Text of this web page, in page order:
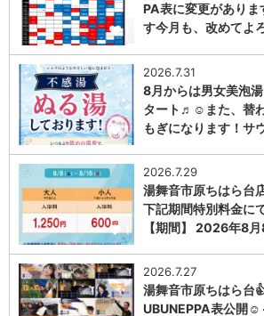
1
PA表に変更があり
す今月も、改めてよ
1
2026.7.31
8月からは男女美泡
タート♬☺また、替
もぎになります！サ
1
2026.7.29
湯舞音市原ちはら台
下記期間特別料金に
【期間】 2026年8
2026.7.27
湯舞音市原ちはら台
UBUNEPPA表公開☺